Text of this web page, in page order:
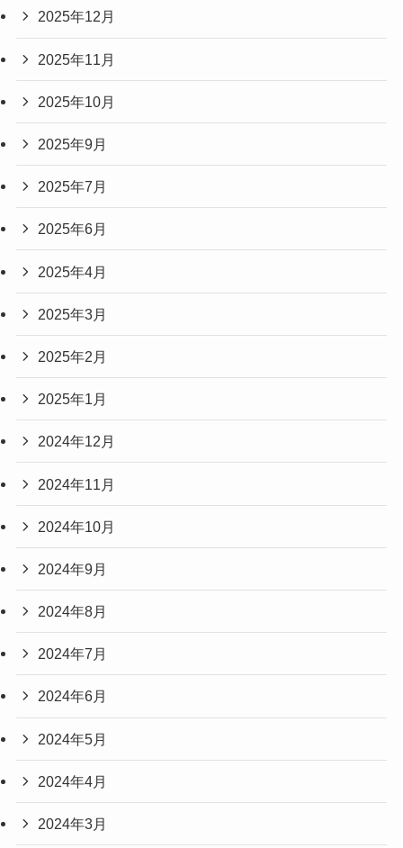
2025年12月
2025年11月
2025年10月
2025年9月
2025年7月
2025年6月
2025年4月
2025年3月
2025年2月
2025年1月
2024年12月
2024年11月
2024年10月
2024年9月
2024年8月
2024年7月
2024年6月
2024年5月
2024年4月
2024年3月